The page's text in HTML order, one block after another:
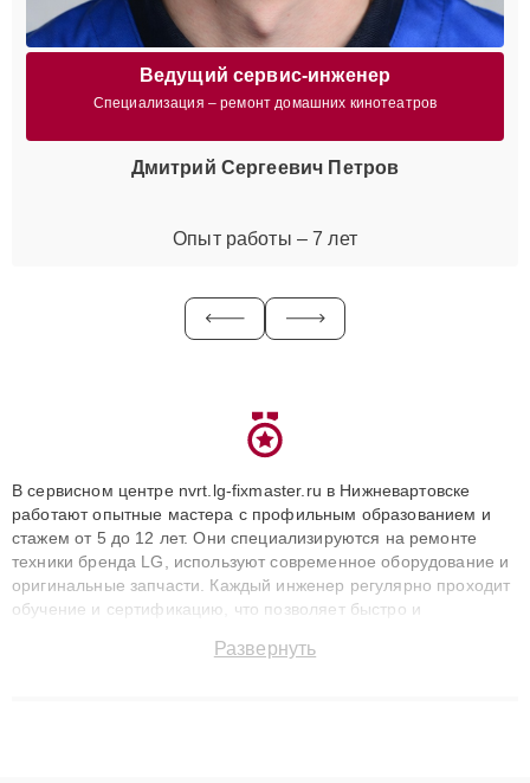
Ведущий сервис-инженер
Специализация – ремонт домашних кинотеатров
Дмитрий Сергеевич Петров
Опыт работы – 7 лет
В сервисном центре nvrt.lg-fixmaster.ru в Нижневартовске
работают опытные мастера с профильным образованием и
стажем от 5 до 12 лет. Они специализируются на ремонте
техники бренда LG, используют современное оборудование и
оригинальные запчасти. Каждый инженер регулярно проходит
обучение и сертификацию, что позволяет быстро и
сохранением гарантии до 3 лет. Наши мастера решают
Развернуть